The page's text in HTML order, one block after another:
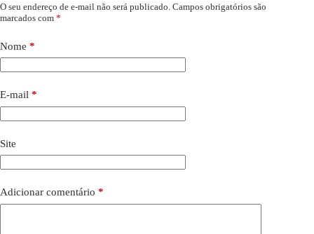
O seu endereço de e-mail não será publicado. Campos obrigatórios são
marcados com *
Nome *
E-mail *
Site
Adicionar comentário *